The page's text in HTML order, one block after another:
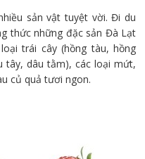
sản vật tuyệt vời. Đi du
thức những đặc sản Đà Lạt
trái cây (hồng tàu, hồng
tây, dâu tằm), các loại mứt,
củ quả tươi ngon.